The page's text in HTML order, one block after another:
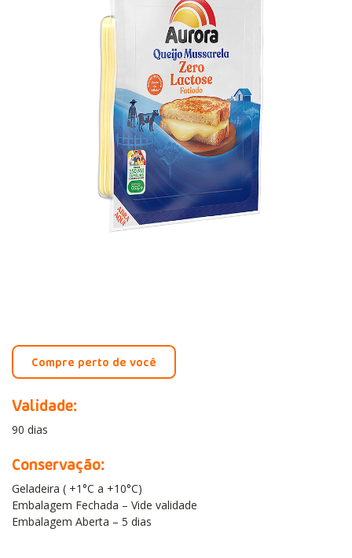
Compre perto de você
Validade:
90 dias
Conservação:
Geladeira ( +1°C a +10°C)
Embalagem Fechada – Vide validade
Embalagem Aberta – 5 dias